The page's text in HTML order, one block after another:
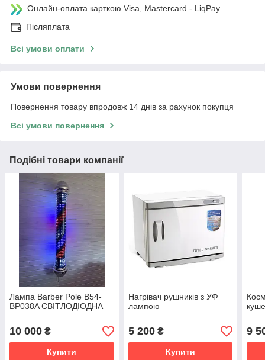
Онлайн-оплата карткою Visa, Mastercard - LiqPay
Післяплата
Всі умови оплати
Умови повернення
Повернення товару впродовж 14 днів за рахунок покупця
Всі умови повернення
Подібні товари компанії
Лампа Barber Pole B54-
BP038A СВІТЛОДІОДНА
10 000 ₴
Купити
Нагрівач рушників з УФ
лампою
5 200₴
Купити
9